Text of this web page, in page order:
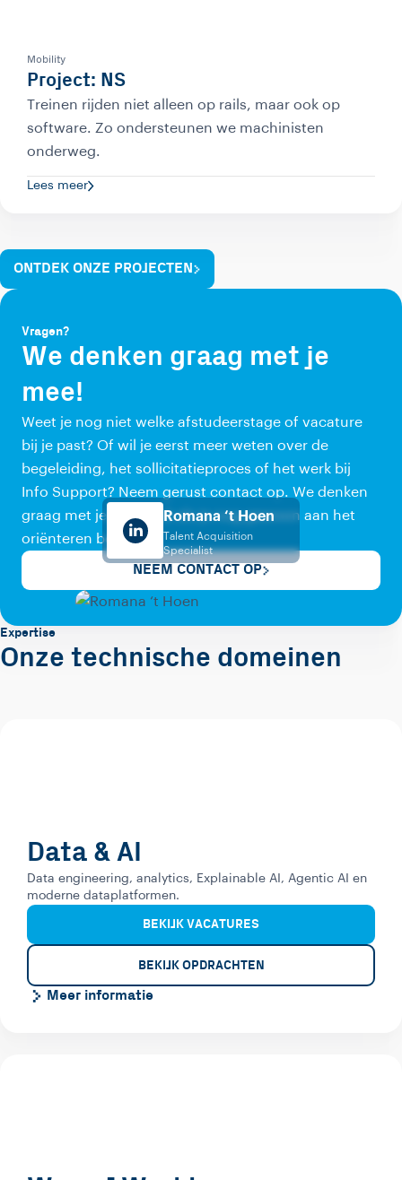
Mobility
Project: NS
Treinen rijden niet alleen op rails, maar ook op
software. Zo ondersteunen we machinisten
onderweg.
Lees meer
ONTDEK ONZE PROJECTEN
Vragen?
We denken graag met je
mee!
Weet je nog niet welke afstudeerstage of vacature
bij je past? Of wil je eerst meer weten over de
begeleiding, het sollicitatieproces of het werk bij
Info Support? Neem gerust contact op. We denken
graag met je mee, ook als je nog gewoon aan het
oriënteren bent.
NEEM CONTACT OP
Romana ‘t Hoen
Talent Acquisition
Specialist
Expertise
Onze technische domeinen
Data & AI
Data engineering, analytics, Explainable AI, Agentic AI en
moderne dataplatformen.
BEKIJK VACATURES
BEKIJK OPDRACHTEN
Meer informatie